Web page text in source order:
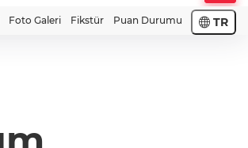
Foto Galeri Fikstür Puan Durumu TR